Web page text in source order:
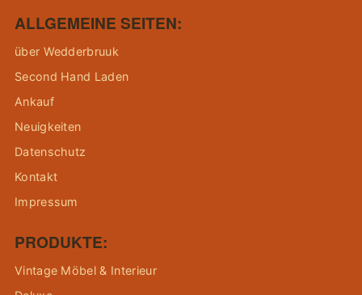
ALLGEMEINE SEITEN:
über Wedderbruuk
Second Hand Laden
Ankauf
Neuigkeiten
Datenschutz
Kontakt
Impressum
PRODUKTE:
Vintage Möbel & Interieur